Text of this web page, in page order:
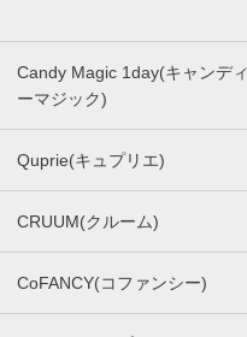
Candy Magic 1day(キャンディ
ーマジック)
Quprie(キュプリエ)
CRUUM(クルーム)
CoFANCY(コファンシー)